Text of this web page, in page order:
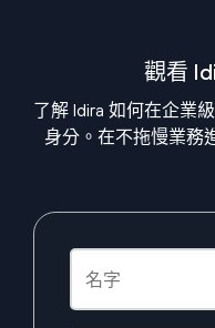
觀看
了解 Idira 如何在企業
身分。在不拖慢業務